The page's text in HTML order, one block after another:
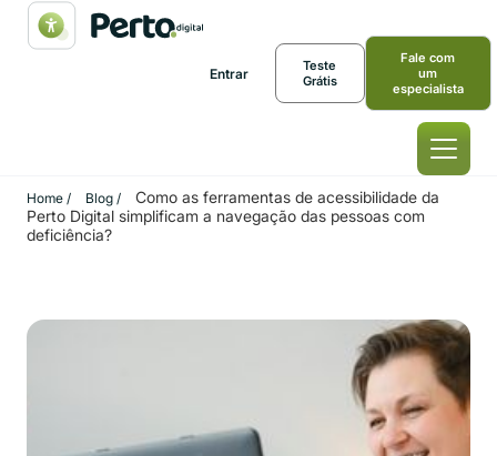
Entrar
Teste
Grátis
Fale com
um
especialista
Home / Blog /
Como as ferramentas de acessibilidade da
Perto Digital simplificam a navegação das pessoas com
deficiência?